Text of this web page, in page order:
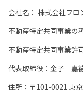
会社名： 株式会社フロ
不動産特定共同事業の
不動産特定共同事業許
代表取締役：金子 嘉
住所：〒101-0021 東